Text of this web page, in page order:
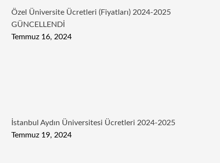
Özel Üniversite Ücretleri (Fiyatları) 2024-2025
GÜNCELLENDİ
Temmuz 16, 2024
İstanbul Aydın Üniversitesi Ücretleri 2024-2025
Temmuz 19, 2024